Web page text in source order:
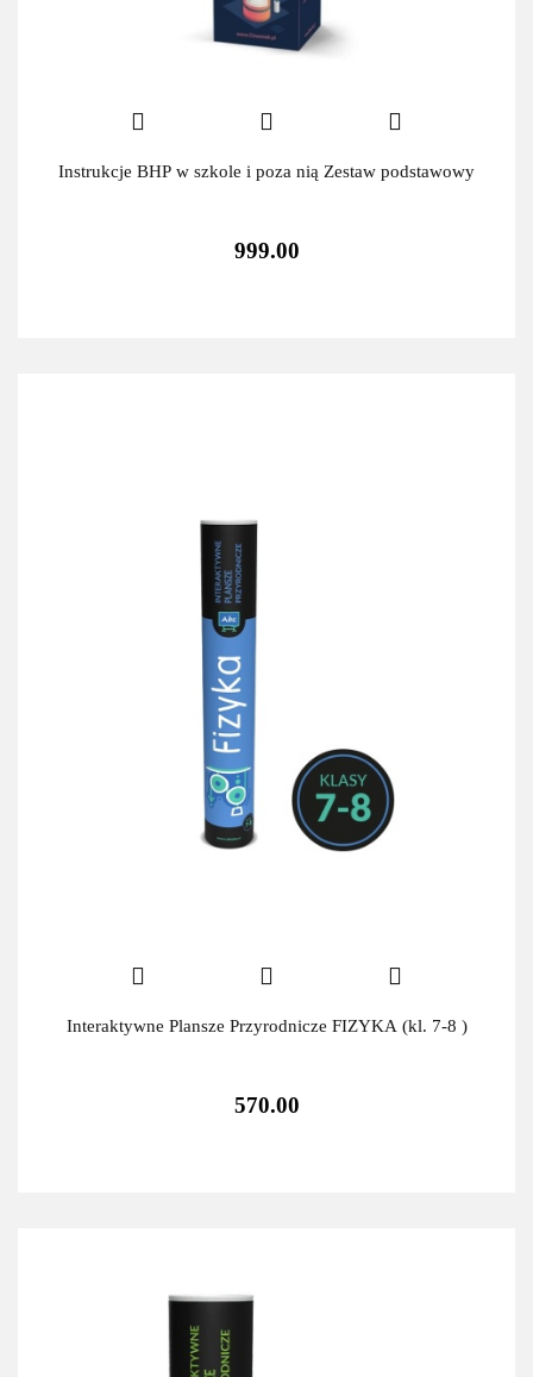
Instrukcje BHP w szkole i poza nią Zestaw podstawowy
999.00
Interaktywne Plansze Przyrodnicze FIZYKA (kl. 7-8 )
570.00